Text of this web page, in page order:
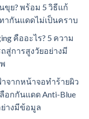
ขุย? พร้อม 5 วิธีแก้
กันแดดไม่เป็นคราบ
คืออะไร? 5 ความ
สู่การสูงวัยอย่างมี
จากหน้าจอทำร้ายผิว
อกกันแดด Anti-Blue
ย่างมีข้อมูล